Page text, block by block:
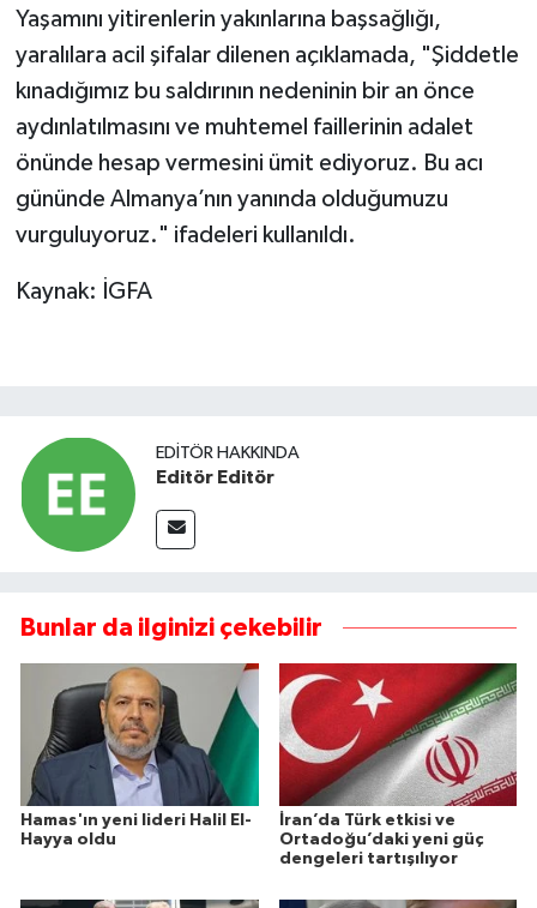
Yaşamını yitirenlerin yakınlarına başsağlığı,
yaralılara acil şifalar dilenen açıklamada, "Şiddetle
kınadığımız bu saldırının nedeninin bir an önce
aydınlatılmasını ve muhtemel faillerinin adalet
önünde hesap vermesini ümit ediyoruz. Bu acı
gününde Almanya’nın yanında olduğumuzu
vurguluyoruz." ifadeleri kullanıldı.
Kaynak: İGFA
EDITÖR HAKKINDA
Editör Editör
Bunlar da ilginizi çekebilir
Hamas'ın yeni lideri Halil El-
Hayya oldu
İran’da Türk etkisi ve
Ortadoğu’daki yeni güç
dengeleri tartışılıyor